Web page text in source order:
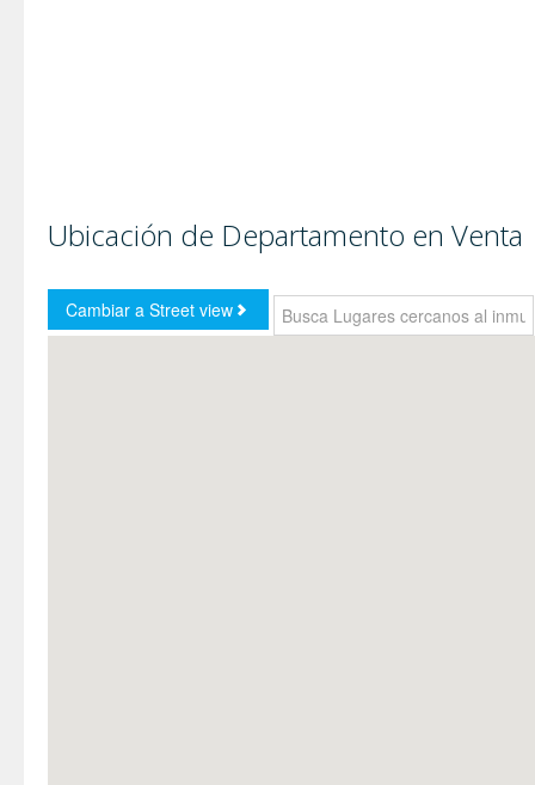
Ubicación de Departamento en Venta